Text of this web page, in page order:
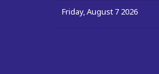
Friday, August 7 2026